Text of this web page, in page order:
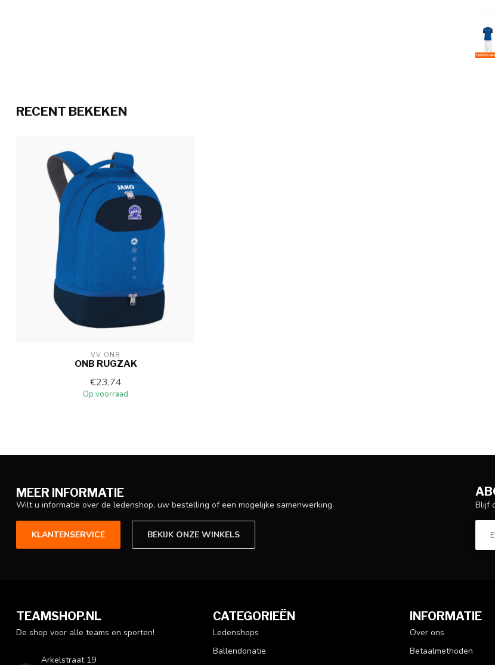
RECENT BEKEKEN
VV ONB
ONB RUGZAK
€23,74
Op voorraad
MEER INFORMATIE
Wilt u informatie over de ledenshop, uw bestelling of een mogelijke samenwerking.
KLANTENSERVICE BEKIJK ONZE WINKELS
Blijf
TEAMSHOP.NL
De shop voor alle teams en sporten!
Arkelstraat 19
CATEGORIEËN
Ledenshops
Ballendonatie
INFORMATIE
Over ons
Betaalmethoden